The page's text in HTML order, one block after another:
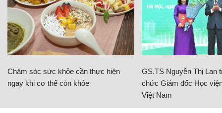
Chăm sóc sức khỏe cần thực hiện
ngay khi cơ thể còn khỏe
GS.TS Nguyễn Thị Lan
chức Giám đốc Học
Việt Nam